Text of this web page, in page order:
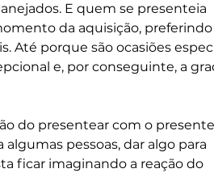
E quem se presenteia
da aquisição, preferindo
Até porque são ocasiões
e, por conseguinte, a
do presentear com o
algumas pessoas, dar algo para
ficar imaginando a reação do